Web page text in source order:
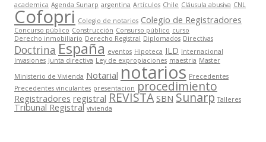
academica Agenda Sunarp argentina Artículos Chile Cláusula abusiva CNL
Cofopri Colegio de notarios Colegio de Registradores
Concurso público Construcción Consurso público curso
Derecho inmobiliario Derecho Registral Diplomados Directivas
Doctrina España eventos Hipoteca ILD Internacional
Invasiones Junta directiva Ley de expropiaciones maestria Master
Ministerio de Vivienda Notarial notarios Precedentes
Precedentes vinculantes presentacion procedimiento
Registradores registral REVISTA SBN Sunarp Talleres
Tribunal Registral vivienda